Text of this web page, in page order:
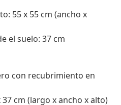
55 x 55 cm (ancho x
el suelo: 37 cm
con recubrimiento en
cm (largo x ancho x alto)